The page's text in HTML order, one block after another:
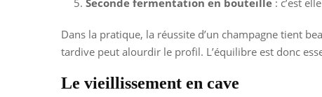
Dans la pratique, la réussite d’un champagne tient
tardive peut alourdir le profil. L’équilibre est donc
Le vieillissement en cave